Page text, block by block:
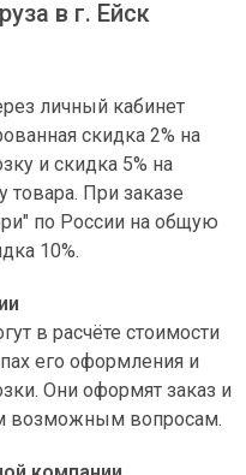
в г. Ейск
личный кабинет
скидка 2% на
и скидка 5% на
товара. При заказе
по России на общую
10%.
в расчёте стоимости
его оформления и
Они оформят заказ и
возможным вопросам.